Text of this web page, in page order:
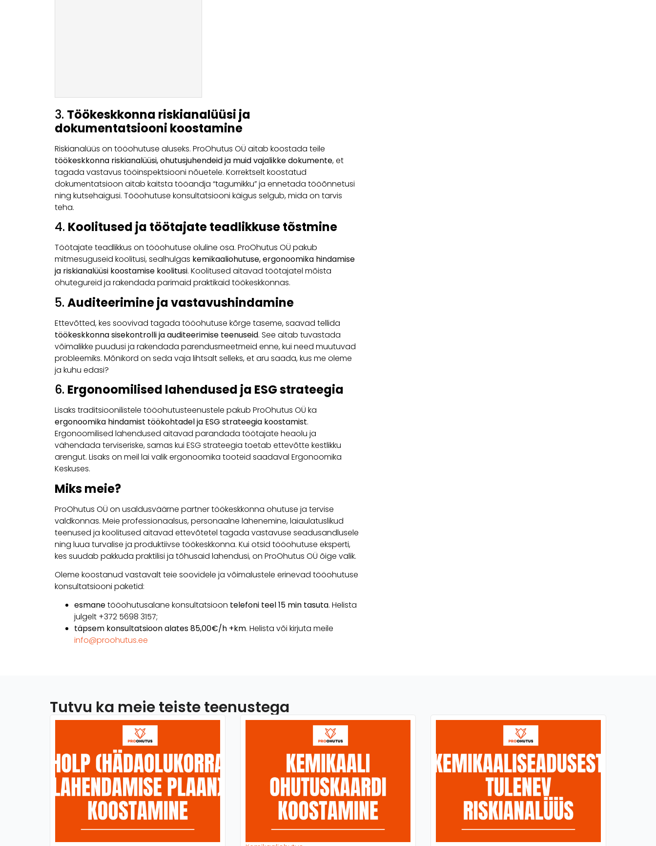
3. Töökeskkonna riskianalüüsi ja
dokumentatsiooni koostamine
Riskianalüüs on tööohutuse aluseks. ProOhutus OÜ aitab koostada teile
töökeskkonna riskianalüüsi, ohutusjuhendeid ja muid vajalikke dokumente, et
tagada vastavus tööinspektsiooni nõuetele. Korrektselt koostatud
dokumentatsioon aitab kaitsta tööandja “tagumikku” ja ennetada tööõnnetusi
ning kutsehaigusi. Tööohutuse konsultatsiooni käigus selgub, mida on tarvis
teha.
4. Koolitused ja töötajate teadlikkuse tõstmine
Töötajate teadlikkus on tööohutuse oluline osa. ProOhutus OÜ pakub
mitmesuguseid koolitusi, sealhulgas kemikaaliohutuse, ergonoomika hindamise
ja riskianalüüsi koostamise koolitusi. Koolitused aitavad töötajatel mõista
ohutegureid ja rakendada parimaid praktikaid töökeskkonnas.
5. Auditeerimine ja vastavushindamine
Ettevõtted, kes soovivad tagada tööohutuse kõrge taseme, saavad tellida
töökeskkonna sisekontrolli ja auditeerimise teenuseid. See aitab tuvastada
võimalikke puudusi ja rakendada parendusmeetmeid enne, kui need muutuvad
probleemiks. Mõnikord on seda vaja lihtsalt selleks, et aru saada, kus me oleme
ja kuhu edasi?
6. Ergonoomilised lahendused ja ESG strateegia
Lisaks traditsioonilistele tööohutusteenustele pakub ProOhutus OÜ ka
ergonoomika hindamist töökohtadel ja ESG strateegia koostamist.
Ergonoomilised lahendused aitavad parandada töötajate heaolu ja
vähendada terviseriske, samas kui ESG strateegia toetab ettevõtte kestlikku
arengut. Lisaks on meil lai valik ergonoomika tooteid saadaval Ergonoomika
Keskuses.
Miks meie?
ProOhutus OÜ on usaldusväärne partner töökeskkonna ohutuse ja tervise
valdkonnas. Meie professionaalsus, personaalne lähenemine, laiaulatuslikud
teenused ja koolitused aitavad ettevõtetel tagada vastavuse seadusandlusele
ning luua turvalise ja produktiivse töökeskkonna. Kui otsid tööohutuse eksperti,
kes suudab pakkuda praktilisi ja tõhusaid lahendusi, on ProOhutus OÜ õige valik.
Oleme koostanud vastavalt teie soovidele ja võimalustele erinevad tööohutuse
konsultatsiooni paketid:
esmanetööohutusalane konsultatsioon telefoni teel 15 min tasuta. Helista
julgelt +372 5698 3157;
täpsem konsultatsioon alates 85,00€/h +km. Helista või kirjuta meile
info@proohutus.ee
Tutvu ka meie teiste teenustega